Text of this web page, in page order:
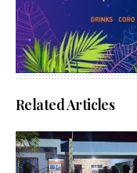
Related Articles